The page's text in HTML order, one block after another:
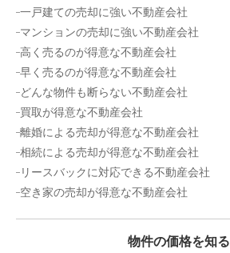
サングレード赤間駅前2
所在地 福岡県宗像市田久1丁目1-1
売却相場価格：- 万円
アソシア赤間ラグナフォレスト
所在地 福岡県宗像市稲元4丁目23-8
売却相場価格：-万円
アーティックス赤間
所在地 福岡県宗像市赤間駅前2丁目2-2
一戸建ての売却に強い不動産会社
マンションの売却に強い不動産会社
高く売るのが得意な不動産会社
早く売るのが得意な不動産会社
どんな物件も断らない不動産会社
買取が得意な不動産会社
離婚による売却が得意な不動産会社
相続による売却が得意な不動産会社
リースバックに対応できる不動産会社
空き家の売却が得意な不動産会社
物件の価格を知る